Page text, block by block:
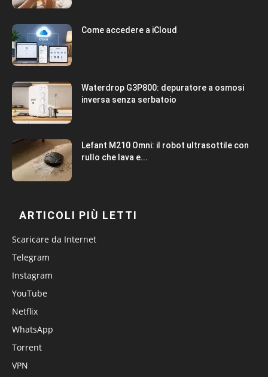
Come accedere a iCloud
Waterdrop G3P800: depuratore a osmosi
inversa senza serbatoio
Lefant M210 Omni: il robot ultrasottile con
rullo che lava e...
ARTICOLI PIÙ LETTI
Scaricare da Internet
Telegram
Instagram
YouTube
Netflix
WhatsApp
Torrent
VPN